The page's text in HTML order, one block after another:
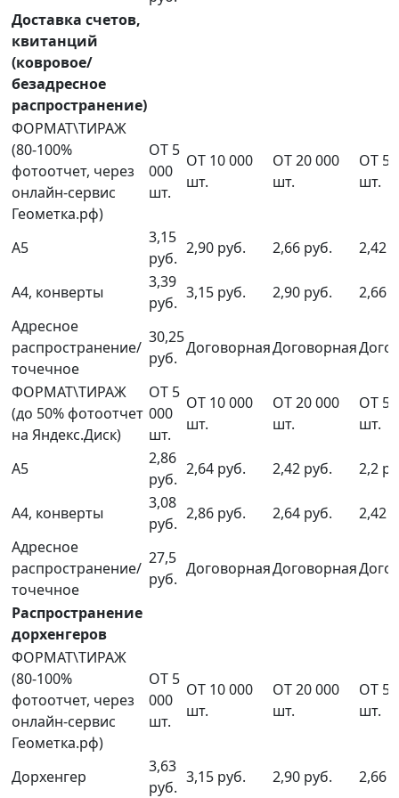
Доставка счетов,
квитанций
(ковровое/
безадресное
распространение)
ФОРМАТ\ТИРАЖ
(80-100%
фотоотчет, через
онлайн-сервис
Геометка.рф)
ОТ 5
000
шт.
ОТ 10 000
шт.
ОТ 20 000
шт.
ОТ
шт.
А5
3,15
руб.
2,90 руб. 2,66 руб. 2,42
А4, конверты
3,39
руб.
3,15 руб. 2,90 руб.
2,66
Адресное
распространение/
точечное
30,25
руб.
ДоговорнаяДоговорная
ФОРМАТ\ТИРАЖ
(до 50% фотоотчет
на Яндекс.Диск)
ОТ 5
000
шт.
ОТ 10 000
шт.
ОТ 20 000
шт.
ОТ
шт.
А5
2,86
руб.
2,64 руб. 2,42 руб. 2,2
А4, конверты
3,08
руб.
2,86 руб. 2,64 руб.
2,42
Адресное
распространение/
точечное
27,5
руб.
ДоговорнаяДоговорная
Распространение
дорхенгеров
ФОРМАТ\ТИРАЖ
(80-100%
фотоотчет, через
онлайн-сервис
Геометка.рф)
ОТ 5
000
шт.
ОТ 10 000
шт.
ОТ 20 000
шт.
ОТ
шт.
Дорхенгер
3,63
руб.
3,15 руб. 2,90 руб. 2,66